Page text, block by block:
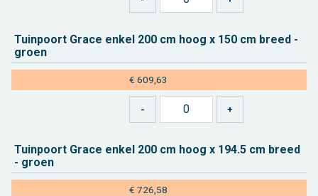
Tuin­poort Grace enkel 200 cm hoog x 150 cm breed -
groen
€ 609,63
Tuin­poort Grace enkel 200 cm hoog x 194.5 cm breed
- groen
€ 726,58